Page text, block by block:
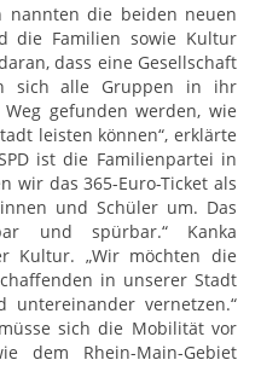
nannten die beiden neuen
die Familien sowie Kultur
dass eine Gesellschaft
sich alle Gruppen in ihr
gefunden werden, wie
leisten können“, erklärte
ist die Familienpartei in
wir das 365-Euro-Ticket als
und Schüler um. Das
und spürbar.“ Kanka
Kultur. „Wir möchten die
in unserer Stadt
vernetzen.“
sich die Mobilität vor
dem Rhein-Main-Gebiet